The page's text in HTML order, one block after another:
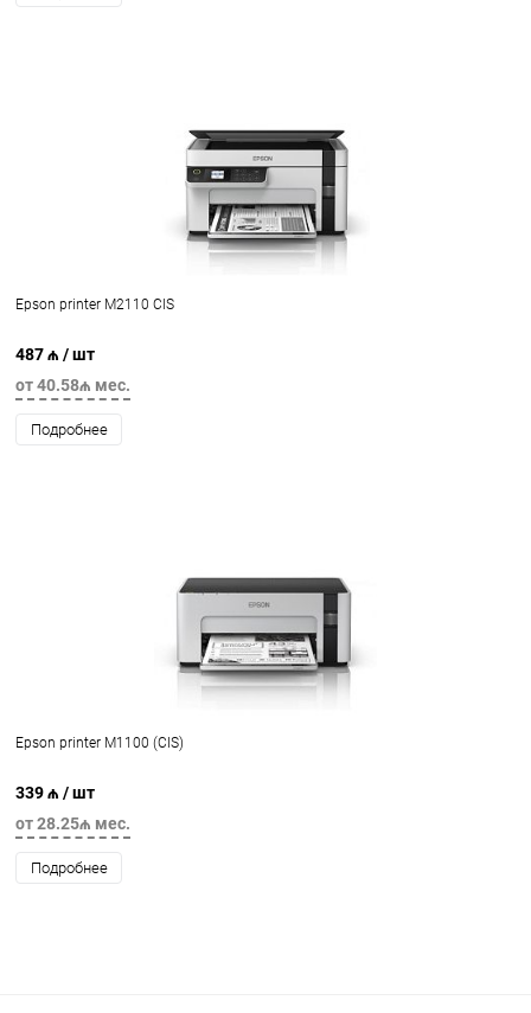
Epson printer M2110 CIS
487 ₼ / шт
от 40.58₼ мес.
Подробнее
Epson printer M1100 (CIS)
339 ₼ / шт
от 28.25₼ мес.
Подробнее